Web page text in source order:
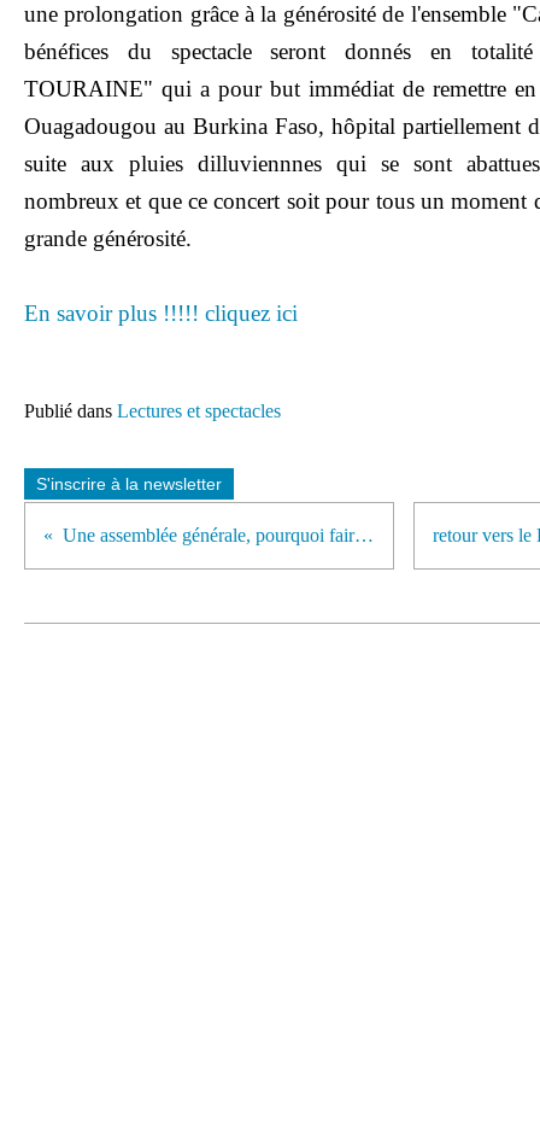
une prolongation grâce à la générosité de l'ensemble
bénéfices du spectacle seront donnés en
TOURAINE" qui a pour but immédiat de remettre
Ouagadougou au Burkina Faso, hôpital partiellement
suite aux pluies dilluviennnes qui se sont
nombreux et que ce concert soit pour tous un moment
grande générosité.
En savoir plus !!!!! cliquez ici
Publié dans Lectures et spectacles
S'inscrire à la newsletter
Une assemblée générale, pourquoi faire ?